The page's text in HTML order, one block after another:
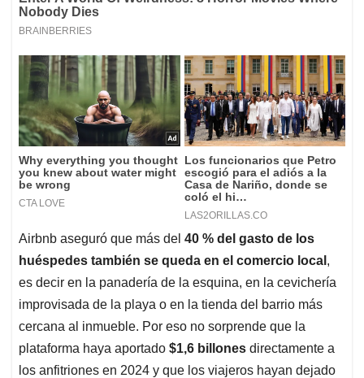
Airbnb aseguró que más del 40 % del gasto de los
huéspedes también se queda en el comercio local ,
es decir en la panadería de la esquina, en la cevichería
improvisada de la playa o en la tienda del barrio más
cercana al inmueble. Por eso no sorprende que la
plataforma haya aportado $1,6 billones directamente a
los anfitriones en 2024 y que los viajeros hayan dejado